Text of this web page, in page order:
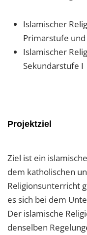
Islamischer
Primarstufe und
Islamischer
Sekundarstufe I
Projektziel
Ziel ist ein
dem katholischen
Religionsunterricht
es sich bei dem
Der islamische
denselben